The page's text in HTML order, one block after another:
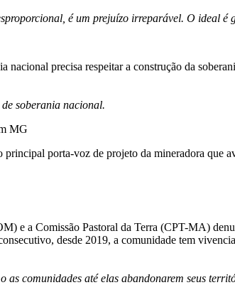
é um prejuízo irreparável. O ideal
precisa respeitar a construção da
soberania nacional.
MG
porta-voz de projeto da mineradora que
e a Comissão Pastoral da Terra (CPT-MA)
desde 2019, a comunidade tem
as comunidades até elas abandonarem seus